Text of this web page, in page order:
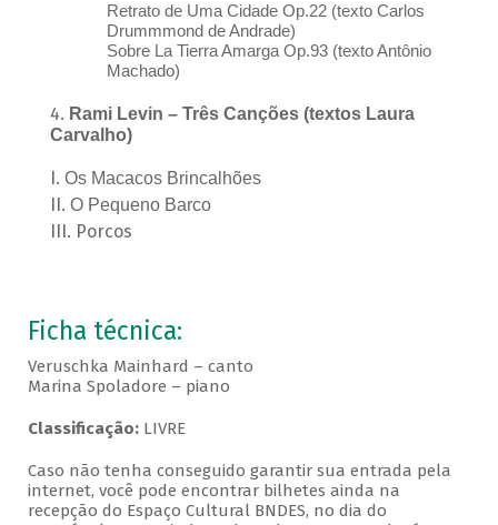
Retrato de Uma Cidade Op.22 (texto Carlos
Drummmond de Andrade)
Sobre La Tierra Amarga Op.93 (texto Antônio
Machado)
Rami Levin – Três Canções (textos Laura
Carvalho)
Os Macacos Brincalhões
O Pequeno Barco
Porcos
Ficha técnica:
Veruschka Mainhard – canto
Marina Spoladore – piano
Classificação:LIVRE
Caso não tenha conseguido garantir sua entrada pela
internet, você pode encontrar bilhetes ainda na
recepção do Espaço Cultural BNDES, no dia do